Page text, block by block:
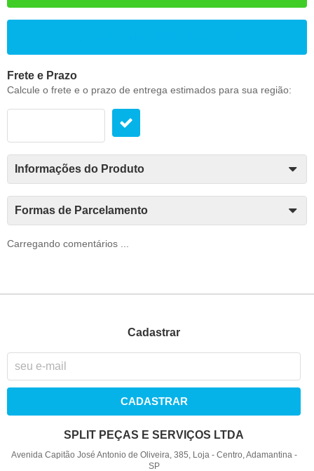
Frete e Prazo
Calcule o frete e o prazo de entrega estimados para sua região:
Informações do Produto
Formas de Parcelamento
Carregando comentários ...
Cadastrar
CADASTRAR
SPLIT PEÇAS E SERVIÇOS LTDA
Avenida Capitão José Antonio de Oliveira, 385, Loja- Centro, Adamantina-
SP